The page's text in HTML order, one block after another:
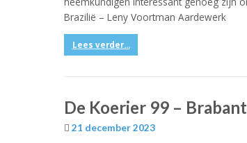
Brazilië – Leny Voortman Aardewerk
Lees verder...
De Koerier 99 –
21 december 2023